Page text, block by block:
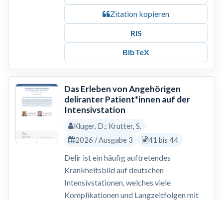
Zitation kopieren
RIS
BibTeX
Das Erleben von Angehörigen
deliranter Patient*innen auf der
Intensivstation
Kluger, D.; Krutter, S.
2026 / Ausgabe 3
41 bis 44
Delir ist ein häufig auftretendes
Krankheitsbild auf deutschen
Intensivstationen, welches viele
Komplikationen und Langzeitfolgen mit